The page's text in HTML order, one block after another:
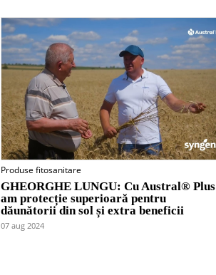
Produse fitosanitare
GHEORGHE LUNGU: Cu Austral® Plus
am protecție superioară pentru
dăunătorii din sol și extra beneficii
07 aug 2024